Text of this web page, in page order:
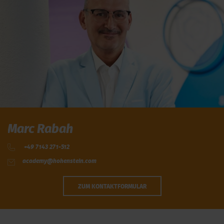
Marc Rabah
+49 7143 271-512
academy@hohenstein.com
ZUM KONTAKTFORMULAR